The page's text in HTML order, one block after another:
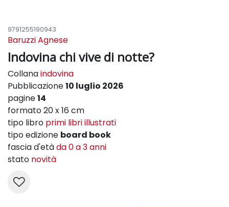
9791255190943
Baruzzi Agnese
Indovina chi vive di notte?
Collanaindovina
Pubblicazione10 luglio 2026
pagine14
formato 20 x 16 cm
tipo libro primi libri illustrati
tipo edizione board book
fascia d'etàda 0 a 3 anni
stato novità